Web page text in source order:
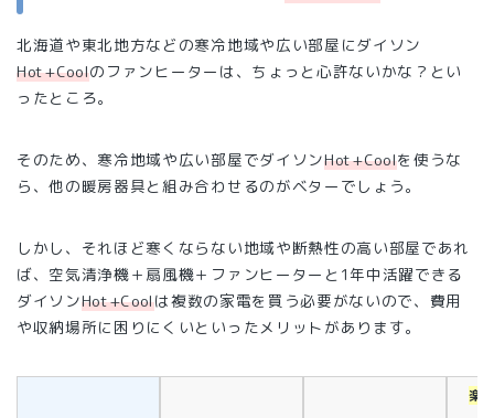
北海道や東北地方などの寒冷地域や広い部屋にダイソン
Hot+Coolのファンヒーターは、ちょっと心許ないかな？とい
ったところ。
そのため、寒冷地域や広い部屋でダイソンHot+Coolを使うな
ら、他の暖房器具と組み合わせるのがベターでしょう。
しかし、それほど寒くならない地域や断熱性の高い部屋であれ
ば、空気清浄機＋扇風機＋ファンヒーターと1年中活躍できる
ダイソンHot+Coolは複数の家電を買う必要がないので、費用
や収納場所に困りにくいといったメリットがあります。
楽